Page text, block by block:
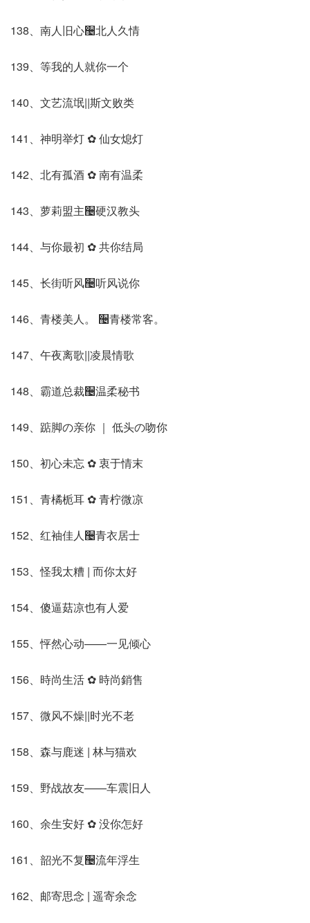
138、南人旧心઴北人久情
139、等我的人就你一个
140、文艺流氓||斯文败类
141、神明举灯 ✿ 仙女熄灯
142、北有孤酒 ✿ 南有温柔
143、萝莉盟主઴硬汉教头
144、与你最初 ✿ 共你结局
145、长街听风઴听风说你
146、青楼美人。 ઴青楼常客。
147、午夜离歌||凌晨情歌
148、霸道总裁઴温柔秘书
149、踮脚の亲你 ｜ 低头の吻你
150、初心未忘 ✿ 衷于情末
151、青橘栀耳 ✿ 青柠微凉
152、红袖佳人઴青衣居士
153、怪我太糟 | 而你太好
154、傻逼菇凉也有人爱
155、怦然心动——一见倾心
156、時尚生活 ✿ 時尚銷售
157、微风不燥||时光不老
158、森与鹿迷 | 林与猫欢
159、野战故友——车震旧人
160、余生安好 ✿ 没你怎好
161、韶光不复઴流年浮生
162、邮寄思念 | 遥寄余念